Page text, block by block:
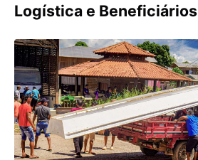
Logística e Beneficiários